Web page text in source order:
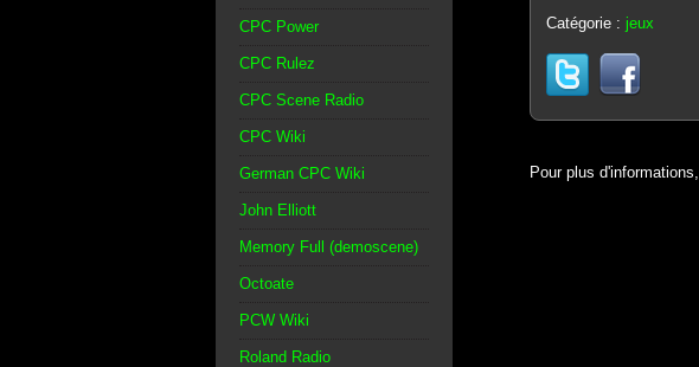
CPC Power
CPC Rulez
CPC Scene Radio
CPC Wiki
German CPC Wiki
John Elliott
Memory Full (demoscene)
Octoate
PCW Wiki
Roland Radio
Catégorie : jeux
Pour plus d'informations,